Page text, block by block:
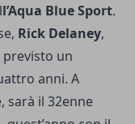
l’Aqua Blue Sport.
Rick Delaney,
un
anni. A
sarà il 32enne